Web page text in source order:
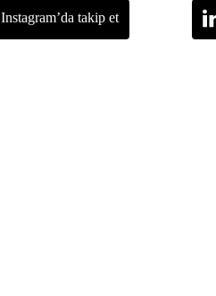
Instagram’da takip et